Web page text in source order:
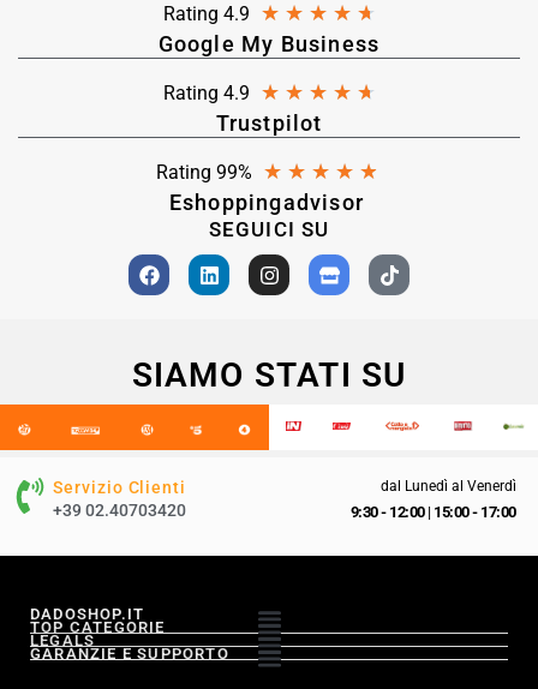
Rating 4.9 ★ ★ ★ ★ ★
Google My Business
Rating 4.9 ★ ★ ★ ★ ★
Trustpilot
Rating 99% ★ ★ ★ ★ ★
Eshoppingadvisor
SEGUICI SU
SIAMO STATI SU
Servizio Clienti
+39 02.40703420
dal Lunedì al Venerdì
9:30 - 12:00| 15:00 - 17:00
DADOSHOP.IT
TOP CATEGORIE
LEGALS
GARANZIE E SUPPORTO